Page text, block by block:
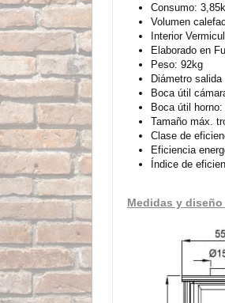
Consumo:
Volumen
Interior
Elaborado en
Peso: 92kg
Diámetro
Boca útil
Boca útil
Tamaño máx.
Clase de
Eficiencia
Índice de
Medidas y